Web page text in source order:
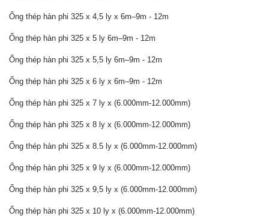
Ống thép hàn phi 325 x 4,5 ly x 6m–9m - 12m
Ống thép hàn phi 325 x 5 ly 6m–9m - 12m
Ống thép hàn phi 325 x 5,5 ly 6m–9m - 12m
Ống thép hàn phi 325 x 6 ly x 6m–9m - 12m
Ống thép hàn phi 325 x 7 ly x (6.000mm-12.000mm)
Ống thép hàn phi 325 x 8 ly x (6.000mm-12.000mm)
Ống thép hàn phi 325 x 8.5 ly x (6.000mm-12.000mm)
Ống thép hàn phi 325 x 9 ly x (6.000mm-12.000mm)
Ống thép hàn phi 325 x 9,5 ly x (6.000mm-12.000mm)
Ống thép hàn phi 325 x 10 ly x (6.000mm-12.000mm)